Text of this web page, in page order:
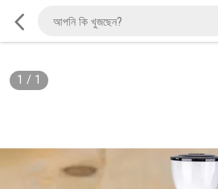
1 / 1